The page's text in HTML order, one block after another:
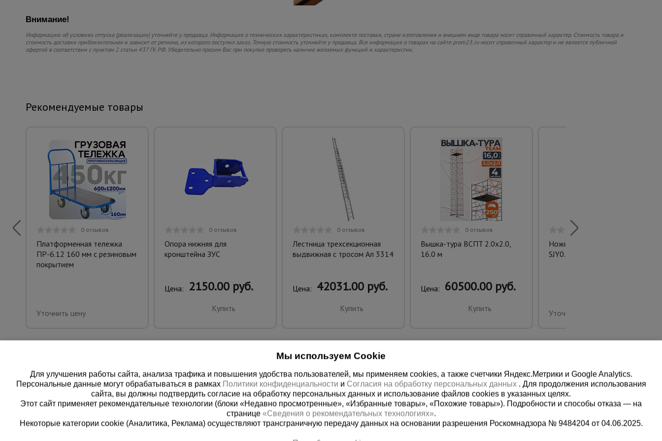
Внимание!
Информацию об условиях отпуска (реализации) уточняйте у продавца. Информация о технических характеристиках, комплекте поставки, стране изготовления и внешнем виде товара носит справочный характер. Стоимость товара и
стоимость доставки приблизительная и зависит от региона, из которого поступил заказ. Точную стоимость уточняйте у продавца. Вся информация о товарах на сайте prom23.ru носит справочный характер и не является публичной
офертой в соответствии с пунктом 2 статьи 437 ГК РФ. Убедительно просим Вас при покупке проверять наличие желаемых функций и характеристик.
Рекомендуемые товары
0 отзывов
Платформенная тележка
ПР-6.12 160 мм с резиновым
покрытием
Уточнить цену
0 отзывов
Опора нижняя для
кронштейна ЗУС
Цена: 2150.00 руб.
Купить
0 отзывов
Лестница трехсекционная
выдвижная с тросом Ал 3314
Цена: 42031.00 руб.
Купить
0 отзывов
Вышка-тура ВСПT 2.0х2.0,
16.0 м
Цена: 60500.00 руб.
Купить
Ножничный подъемник
SJY0.3-6
Уточнить цену
Мы используем Cookie
Для улучшения работы сайта, анализа трафика и повышения удобства пользователей, мы применяем cookies, а также счетчики Яндекс.Метрики и Google Analytics.
Персональные данные могут обрабатываться в рамках Политики конфиденциальности и Согласия на обработку персональных данных . Для продолжения использования
сайта, вы должны подтвердить согласие на обработку персональных данных и использование файлов cookies в указанных целях.
Этот сайт применяет рекомендательные технологии (блоки «Недавно просмотренные», «Избранные товары», «Похожие товары»). Подробности и способы отказа — на
странице «Сведения о рекомендательных технологиях».
Некоторые категории cookie (Аналитика, Реклама) осуществляют трансграничную передачу данных на основании разрешения Роскомнадзора № 9484204 от 04.06.2025.